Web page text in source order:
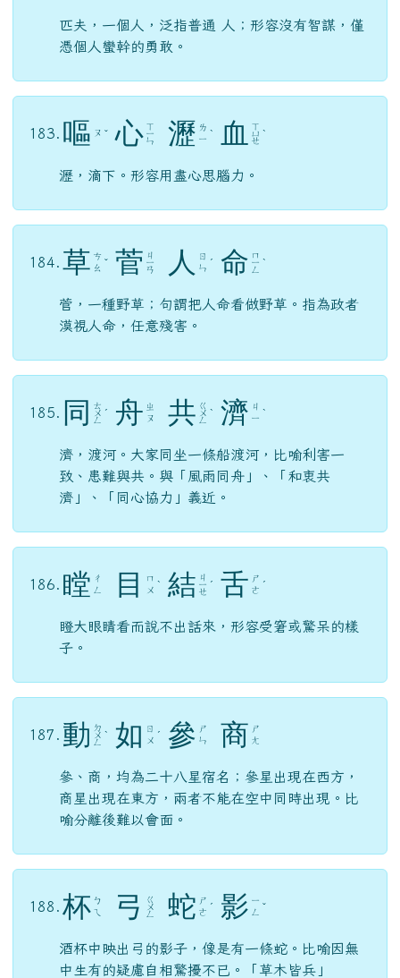
匹夫，一個人，泛指普通 人；形容沒有智謀，僅
憑個人蠻幹的勇敢。
183. 嘔 ㄡ ˇ 心 ㄒ
ㄧ
ㄣ 瀝 ㄌ
ㄧ ˋ 血 ㄒ
ㄩ
ㄝ
ˋ
瀝，滴下。形容用盡心思腦力。
184. 草 ㄘ
ㄠ ˇ 菅 ㄐ
ㄧ
ㄢ 人
ㄖ
ㄣ ˊ 命 ㄇ
ㄧ
ㄥ
ˋ
菅，一種野草；句謂把人命看做野草。指為政者
漠視人命，任意殘害。
185. 同 ㄊ
ㄨ
ㄥ
ˊ 舟 ㄓ
ㄡ
共 ㄍ
ㄨ
ㄥ
ˋ 濟 ㄐ
ㄧ ˋ
濟，渡河。大家同坐一條船渡河，比喻利害一
致、患難與共。與「風雨同舟」、「和衷共
濟」、「同心協力」義近。
186. 瞠 ㄔ
ㄥ
目
ㄇ
ㄨ ˋ 結 ㄐ
ㄧ
ㄝ
ˊ 舌 ㄕ
ㄜ ˊ
瞪大眼睛看而說不出話來，形容受窘或驚呆的樣
子。
187. 動 ㄉ
ㄨ
ㄥ
ˋ 如 ㄖ
ㄨ ˊ 參 ㄕ
ㄣ
商 ㄕ
ㄤ
參、商，均為二十八星宿名；參星出現在西方，
商星出現在東方，兩者不能在空中同時出現。比
喻分離後難以會面。
188. 杯 ㄅ
ㄟ
弓 ㄍ
ㄨ
ㄥ 蛇 ㄕ
ㄜ ˊ 影 ㄧ
ㄥ ˇ
酒杯中映出弓的影子，像是有一條蛇。比喻因無
中生有的疑慮自相驚擾不已。「草木皆兵」